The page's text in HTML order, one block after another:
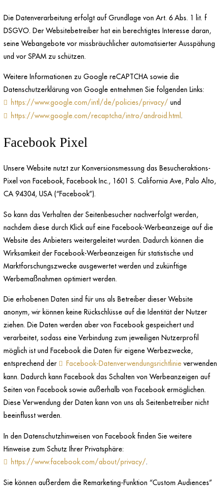
Die Datenverarbeitung erfolgt auf Grundlage von Art. 6 Abs. 1 lit. f
DSGVO. Der Websitebetreiber hat ein berechtigtes Interesse daran,
seine Webangebote vor missbräuchlicher automatisierter Ausspähung
und vor SPAM zu schützen.
Weitere Informationen zu Google reCAPTCHA sowie die
Datenschutzerklärung von Google entnehmen Sie folgenden Links:
https://www.google.com/intl/de/policies/privacy/ und
https://www.google.com/recaptcha/intro/android.html.
Facebook Pixel
Unsere Website nutzt zur Konversionsmessung das Besucheraktions-
Pixel von Facebook, Facebook Inc., 1601 S. California Ave, Palo Alto,
CA 94304, USA (“Facebook”).
So kann das Verhalten der Seitenbesucher nachverfolgt werden,
nachdem diese durch Klick auf eine Facebook-Werbeanzeige auf die
Website des Anbieters weitergeleitet wurden. Dadurch können die
Wirksamkeit der Facebook-Werbeanzeigen für statistische und
Marktforschungszwecke ausgewertet werden und zukünftige
Werbemaßnahmen optimiert werden.
Die erhobenen Daten sind für uns als Betreiber dieser Website
anonym, wir können keine Rückschlüsse auf die Identität der Nutzer
ziehen. Die Daten werden aber von Facebook gespeichert und
verarbeitet, sodass eine Verbindung zum jeweiligen Nutzerprofil
möglich ist und Facebook die Daten für eigene Werbezwecke,
entsprechend der
Facebook-Datenverwendungsrichtlinie verwenden
kann. Dadurch kann Facebook das Schalten von Werbeanzeigen auf
Seiten von Facebook sowie außerhalb von Facebook ermöglichen.
Diese Verwendung der Daten kann von uns als Seitenbetreiber nicht
beeinflusst werden.
In den Datenschutzhinweisen von Facebook finden Sie weitere
Hinweise zum Schutz Ihrer Privatsphäre:
https://www.facebook.com/about/privacy/.
Sie können außerdem die Remarketing-Funktion “Custom Audiences”